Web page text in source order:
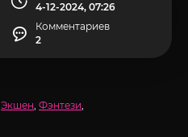
4-12-2024, 07:26
Комментариев
2
Экшен, Фэнтези,